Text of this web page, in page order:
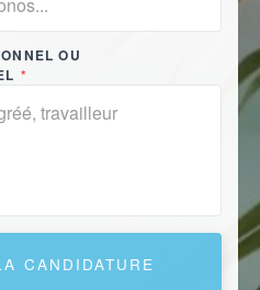
OU
*
CANDIDATURE